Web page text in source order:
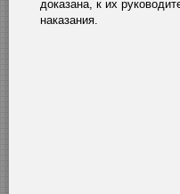
доказана, к их
наказания.